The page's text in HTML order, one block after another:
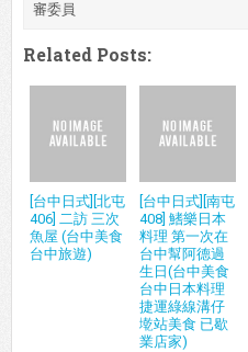
審委員
Related Posts:
[台中日式][北屯
406] 二訪 三次
魚屋 (台中美食
台中旅遊)
[台中日式][南屯
408] 鰭樂日本
料理 第一次在
台中幫阿德過
生日(台中美食
台中日本料理
捷運綠線溝仔
墘站美食 已歇
業店家)